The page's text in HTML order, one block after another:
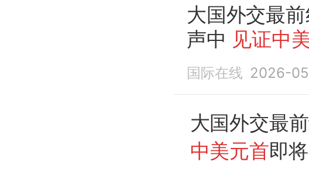
大国外交最
声中 见证中
国际在线 2026-
大国外交最
中美元首即